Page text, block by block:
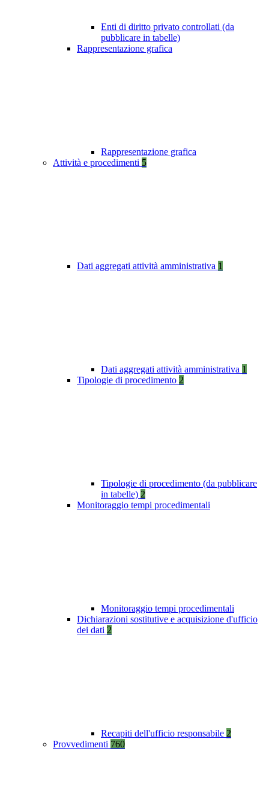
Enti di diritto privato controllati (da
pubblicare in tabelle)
Rappresentazione grafica
Rappresentazione grafica
Attività e procedimenti 5
Dati aggregati attività amministrativa 1
Dati aggregati attività amministrativa 1
Tipologie di procedimento 2
Tipologie di procedimento (da pubblicare
in tabelle) 2
Monitoraggio tempi procedimentali
Monitoraggio tempi procedimentali
Dichiarazioni sostitutive e acquisizione d'ufficio
dei dati 2
Recapiti dell'ufficio responsabile 2
Provvedimenti 760